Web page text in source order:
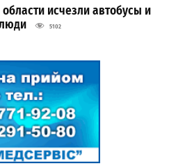
исчезли автобусы и
5102